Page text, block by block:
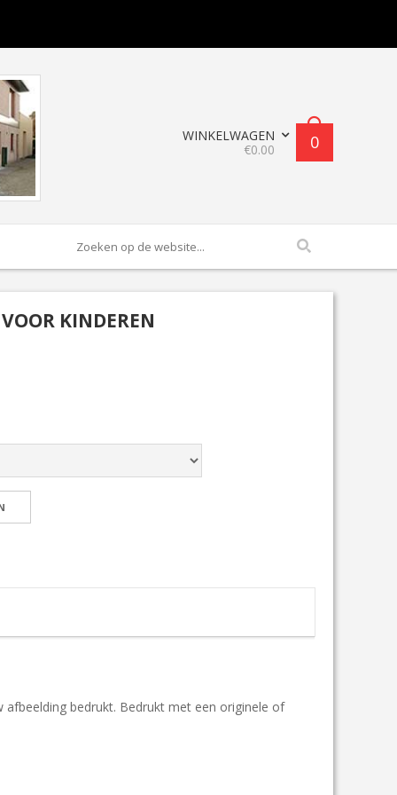
WINKELWAGEN
€0.00 0
KINDEREN
bedrukt. Bedrukt met een originele of